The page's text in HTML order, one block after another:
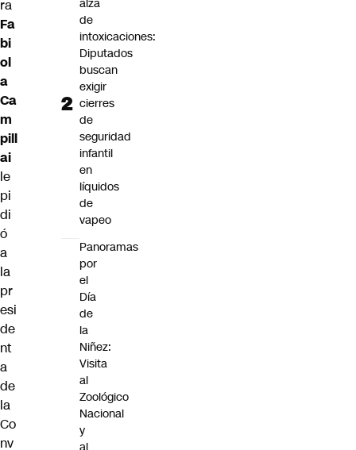
ra
Fa
bi
ol
a
Ca
m
pill
ai
le
pi
di
ó
a
la
pr
esi
de
nt
a
de
la
Co
nv
alza
de
intoxicaciones:
Diputados
buscan
exigir
cierres
de
seguridad
infantil
en
líquidos
de
vapeo
Panoramas
por
el
Día
de
la
Niñez:
Visita
al
Zoológico
Nacional
y
al